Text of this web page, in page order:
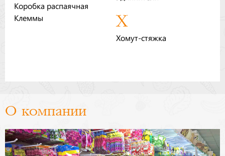
Коробка распаячная
Клеммы Х
Хомут-стяжка
О компании